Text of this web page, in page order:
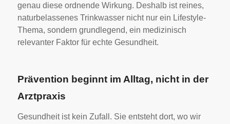
genau diese ordnende Wirkung. Deshalb ist reines,
naturbelassenes Trinkwasser nicht nur ein Lifestyle-
Thema, sondern grundlegend, ein medizinisch
relevanter Faktor für echte Gesundheit.
Prävention beginnt im Alltag, nicht in der
Arztpraxis
Gesundheit ist kein Zufall. Sie entsteht dort, wo wir